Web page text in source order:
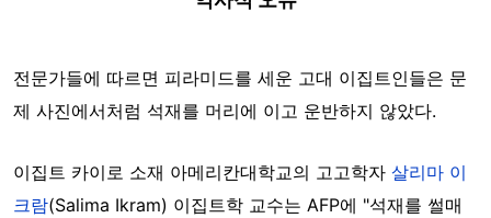
전문가들에 따르면 피라미드를 세운 고대 이집트인들은 문
제 사진에서처럼 석재를 머리에 이고 운반하지 않았다.
이집트 카이로 소재 아메리칸대학교의 고고학자 살리마 이
크람(Salima Ikram) 이집트학 교수는 AFP에 "석재를 썰매